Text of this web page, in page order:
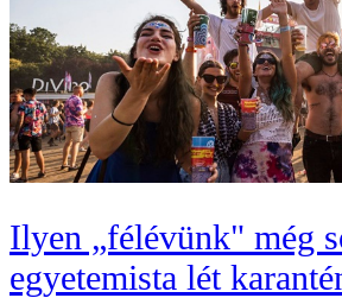
Ilyen „félévünk" még
egyetemista lét